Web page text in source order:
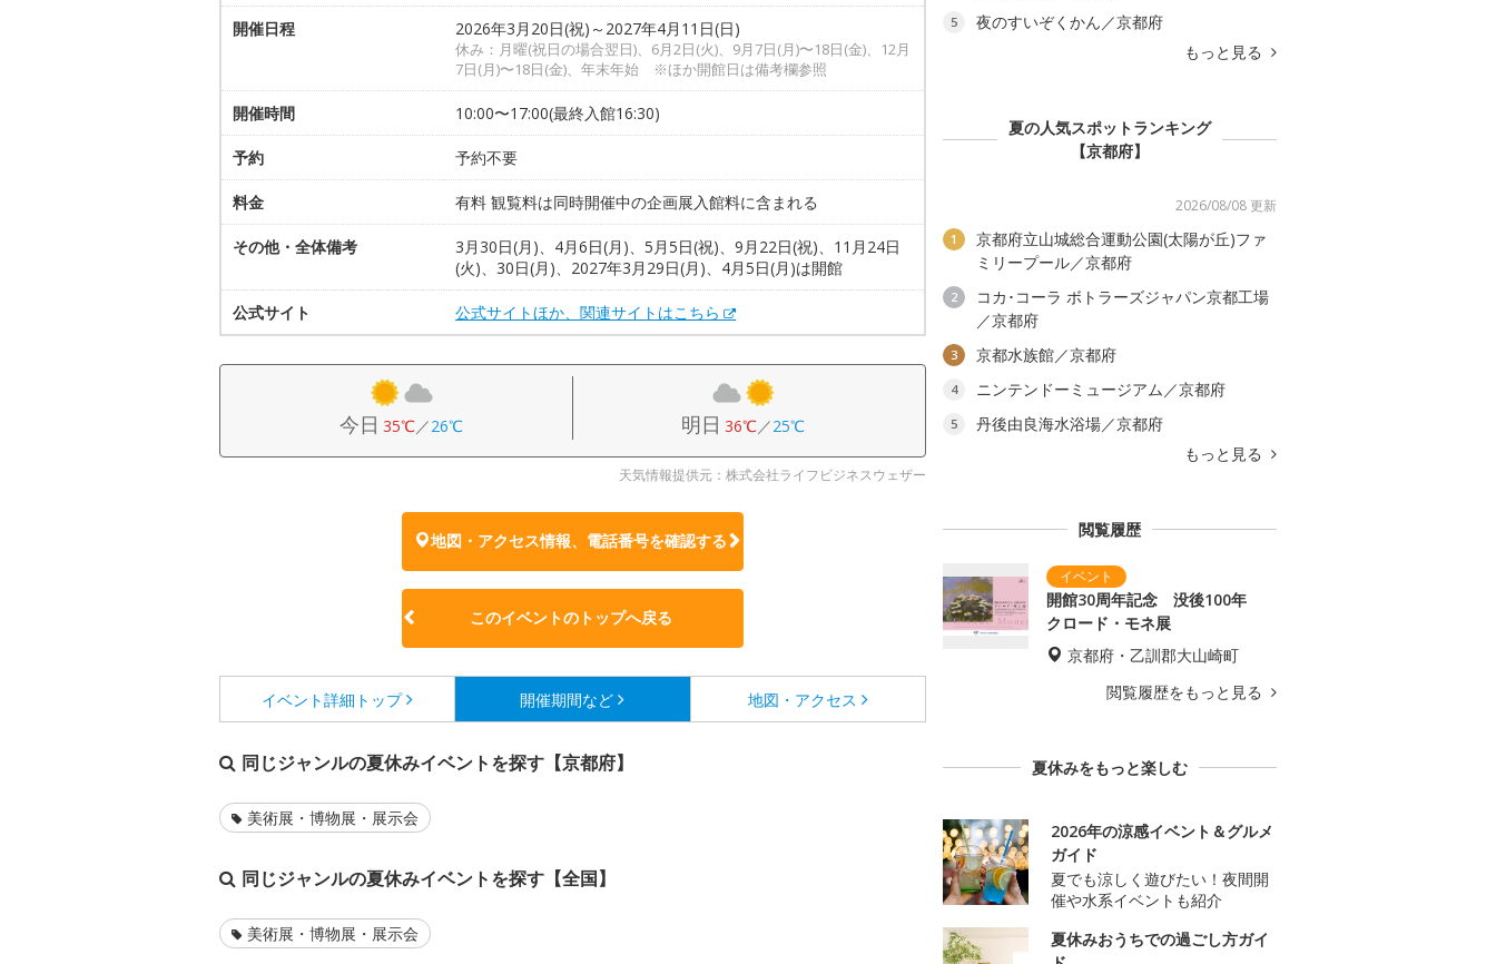
開催日程 2026年3月20日(祝)～2027年4月11日(日)
休み：月曜(祝日の場合翌日)、6月2日(火)、9月7日(月)〜18日(金)、12月
7日(月)〜18日(金)、年末年始 ※ほか開館日は備考欄参照
開催時間 10:00〜17:00(最終入館16:30)
予約 予約不要
料金 有料 観覧料は同時開催中の企画展入館料に含まれる
その他・全体備考
3月30日(月)、4月6日(月)、5月5日(祝)、9月22日(祝)、11月24日
(火)、30日(月)、2027年3月29日(月)、4月5日(月)は開館
公式サイト 公式サイトほか、関連サイトはこちら
今日 35℃／26℃ 明日 36℃／25℃
天気情報提供元：株式会社ライフビジネスウェザー
地図・アクセス情報、電話番号を確認する
このイベントのトップへ戻る
イベント詳細 トップ 開催期間など 地図・アクセス
同じジャンルの夏休みイベントを探す【京都府】
美術展・博物展・展示会
同じジャンルの夏休みイベントを探す【全国】
美術展・博物展・展示会
5
夜のすいぞくかん／京都府
もっと見る
夏の人気スポットランキング
【京都府】
2026/08/08 更新
1
京都府立山城総合運動公園(太陽が丘)ファ
ミリープール／京都府
2
コカ･コーラ ボトラーズジャパン京都工場
／京都府
3 京都水族館／京都府
4 ニンテンドーミュージアム／京都府
5
丹後由良海水浴場／京都府
もっと見る
閲覧履歴
開館30周年記念 没後100年
クロード・モネ展
京都府・乙訓郡大山崎町
閲覧履歴をもっと見る
夏休みをもっと楽しむ
2026年の涼感イベント＆グルメ
ガイド
夏でも涼しく遊びたい！夜間開
催や水系イベントも紹介
夏休みおうちでの過ごし方ガイ